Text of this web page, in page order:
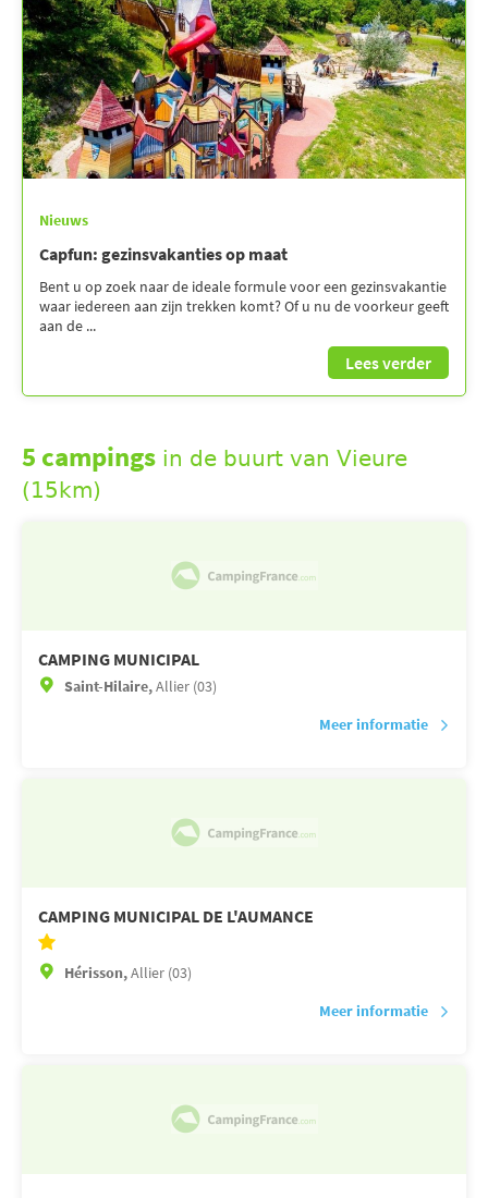
Nieuws
Capfun: gezinsvakanties op maat
Bent u op zoek naar de ideale formule voor een gezinsvakantie
waar iedereen aan zijn trekken komt? Of u nu de voorkeur geeft
aan de ...
Lees verder
5 campings in de buurt van Vieure
(15km)
CAMPING MUNICIPAL
Saint-Hilaire,Allier (03)
Meer informatie
CAMPING MUNICIPAL DE L'AUMANCE
Hérisson,Allier (03)
Meer informatie